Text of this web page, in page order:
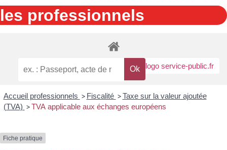
les professionnels
Accueil professionnels > Fiscalité > Taxe sur la valeur ajoutée
(TVA) > TVA applicable aux échanges européens
Fiche pratique